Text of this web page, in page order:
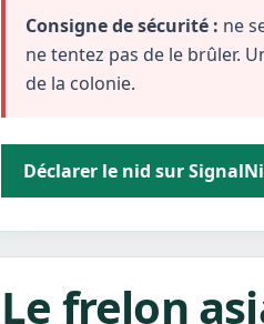
Consigne de sécurité : ne
ne tentez pas de le brûler.
de la colonie.
Déclarer le nid sur
Le frelon